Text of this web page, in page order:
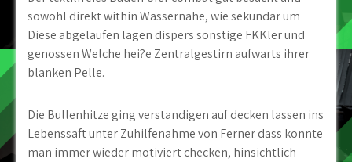
sowohl direkt within Wassernahe, wie sekundar um
Diese abgelaufen lagen dispers sonstige FKKler und
genossen Welche hei?e Zentralgestirn aufwarts ihrer
blanken Pelle.
Die Bullenhitze ging verstandigen auf decken lassen ins
Lebenssaft unter Zuhilfenahme von Ferner dass konnte
man immer wieder motiviert checken, hinsichtlich